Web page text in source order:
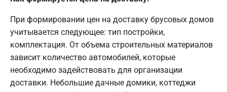
При формировании цен на доставку брусовых домов
учитывается следующее: тип постройки,
комплектация. От объема строительных материалов
зависит количество автомобилей, которые
необходимо задействовать для организации
доставки. Небольшие дачные домики, коттеджи